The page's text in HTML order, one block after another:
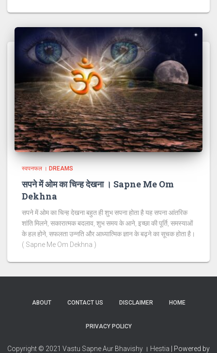
स्वपनफल । DREAMS
सपने में ओम का चिन्ह देखना । Sapne Me Om
Dekhna
सपने में ओम का चिन्ह देखना बहुत ही शुभ सपना होता है यह सपना आंतरिक
शांति मिलने, सकारात्मक बदलाव, शुभ समय के आने, इच्छा की पूर्ति, समस्याओं
के हल होने, सफलता उन्नति और आध्यात्मिक ज्ञान के बढ़ने का सूचक होता है।
( Sapne Me Om Dekhna )
ABOUT CONTACT US DISCLAIMER HOME
PRIVACY POLICY
Copyright © 2021 Vastu Sapne Aur Bhavishy । Hestia | Powered by